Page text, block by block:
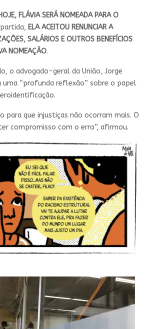
FLÁVIA SERÁ NOMEADA PARA O
ELA ACEITOU RENUNCIAR A
SALÁRIOS E OUTROS BENEFÍCIOS
NOMEAÇÃO.
o advogado-geral da União, Jorge
uma “profunda reflexão” sobre o papel
para que injustiças não ocorram mais. O
compromisso com o erro”, afirmou.